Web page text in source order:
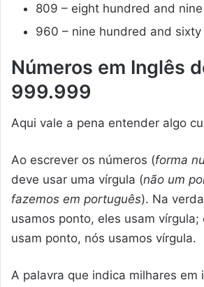
809 – eight hundred and nine
960 – nine hundred and sixty
Números em Inglês
999.999
Aqui vale a pena entender algo
Ao escrever os números (forma
deve usar uma vírgula (não um
fazemos em português). Na
usamos ponto, eles usam vírgula;
usam ponto, nós usamos vírgula.
A palavra que indica milhares em